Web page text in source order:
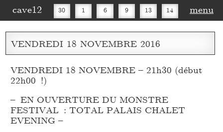
cave12 30 1 6 9 13 14
16 20 27 30
menu
VENDREDI 18 NOVEMBRE 2016
VENDREDI 18 NOVEMBRE – 21h30 (début
22h00 !)
– EN OUVERTURE DU MONSTRE
FESTIVAL : TOTAL PALAIS CHALET
EVENING –